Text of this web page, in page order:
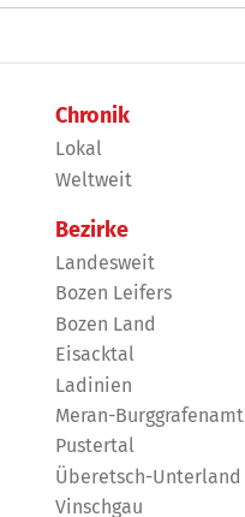
Chronik
Lokal
Weltweit
Bezirke
Landesweit
Bozen Leifers
Bozen Land
Eisacktal
Ladinien
Meran-Burggrafenamt
Pustertal
Überetsch-Unterland
Vinschgau